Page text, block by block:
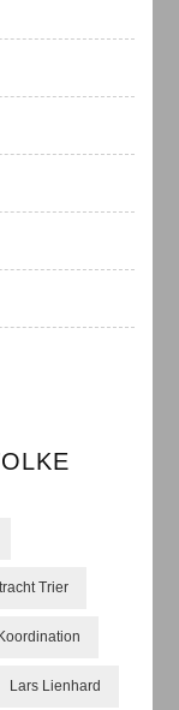
Trier
Lars Lienhard